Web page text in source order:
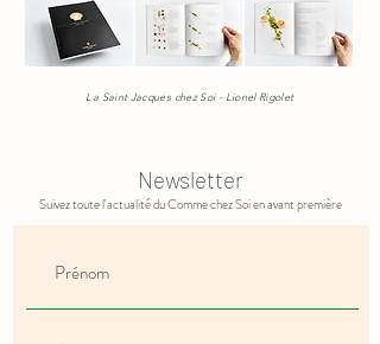
La Saint Jacques chez Soi - Lionel Rigolet
Newsletter
Suivez toute l'actualité du Comme chez Soi en avant première